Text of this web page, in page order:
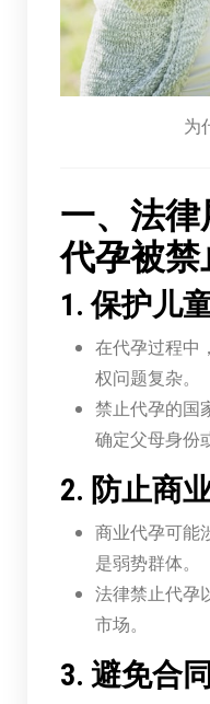
为
一、法
代孕被禁
1. 保护儿
在代孕过程中
权问题复杂。
禁止代孕的国
确定父母身份
2. 防止商
商业代孕可能
是弱势群体。
法律禁止代孕
市场。
3. 避免合